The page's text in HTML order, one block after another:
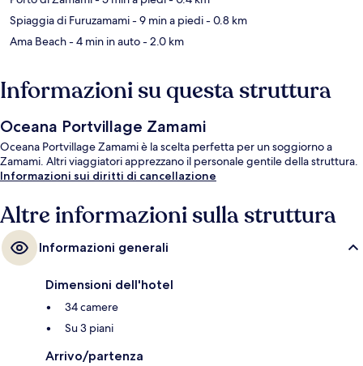
Spiaggia di Furuzamami- 9 min a piedi- 0.8 km
Ama Beach- 4 min in auto- 2.0 km
Informazioni su questa struttura
Oceana Portvillage Zamami
Oceana Portvillage Zamami è la scelta perfetta per un soggiorno a
Zamami. Altri viaggiatori apprezzano il personale gentile della struttura.
Informazioni sui diritti di cancellazione
Altre informazioni sulla struttura
Informazioni generali
Dimensioni dell'hotel
34 camere
Su 3 piani
Arrivo/partenza